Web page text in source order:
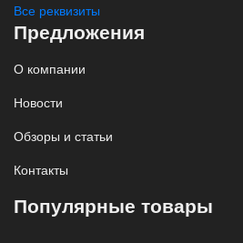
Все реквизиты
Предложения
О компании
Новости
Обзоры и статьи
Контакты
Популярные товары